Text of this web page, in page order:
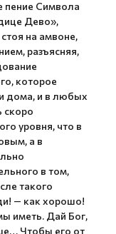
пение Символа
Дево»,
на амвоне,
разъясняя,
которое
дома, и в любых
скоро
уровня, что в
а в
в том,
такого
— как хорошо!
иметь. Дай Бог,
Чтобы его от